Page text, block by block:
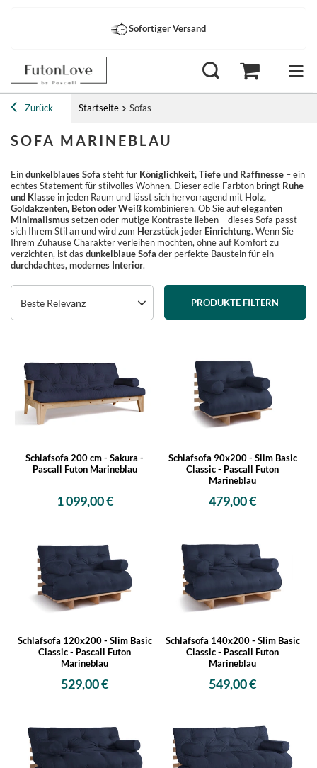
Sofortiger Versand
Zurück Startseite Sofas
SOFA MARINEBLAU
Eindunkelblaues Sofa steht für Königlichkeit, Tiefe und Raffinesse – ein
echtes Statement für stilvolles Wohnen. Dieser edle Farbton bringt Ruhe
und Klasse in jeden Raum und lässt sich hervorragend mit Holz,
Goldakzenten, Beton oder Weiß kombinieren. Ob Sie aufeleganten
Minimalismussetzen oder mutige Kontraste lieben – dieses Sofa passt
sich Ihrem Stil an und wird zum Herzstück jeder Einrichtung. Wenn Sie
Ihrem Zuhause Charakter verleihen möchten, ohne auf Komfort zu
verzichten, ist das dunkelblaue Sofa der perfekte Baustein für ein
durchdachtes, modernes Interior.
Beste Relevanz PRODUKTE FILTERN
Schlafsofa 200 cm - Sakura -
Pascall Futon Marineblau
1 099,00 €
Schlafsofa 90x200 - Slim Basic
Classic - Pascall Futon
Marineblau
479,00 €
Schlafsofa 120x200 - Slim Basic
Classic - Pascall Futon
Marineblau
529,00 €
Schlafsofa 140x200 - Slim Basic
Classic - Pascall Futon
Marineblau
549,00 €